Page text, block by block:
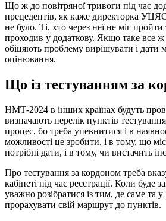
Що ж до повітряної тривоги під час
прецедентів, як каже директорка
не було. Ті, хто через неї не міг
проходив у додаткову. Якщо таке все
обіцяють проблему вирішувати і дати
оцінювання.
Що із тестуванням за
НМТ-2024 в інших країнах будуть
визначають перелік пунктів
процес, бо треба упевнитися і в
можливості це зробити, і в тому, що
потрібні дати, і в тому, чи вистачить
Про тестування за кордоном треба
кабінеті під час реєстрації. Коли буде
уважно розібратися із тим, де саме та у
прорахувати свій маршрут до пунктів.